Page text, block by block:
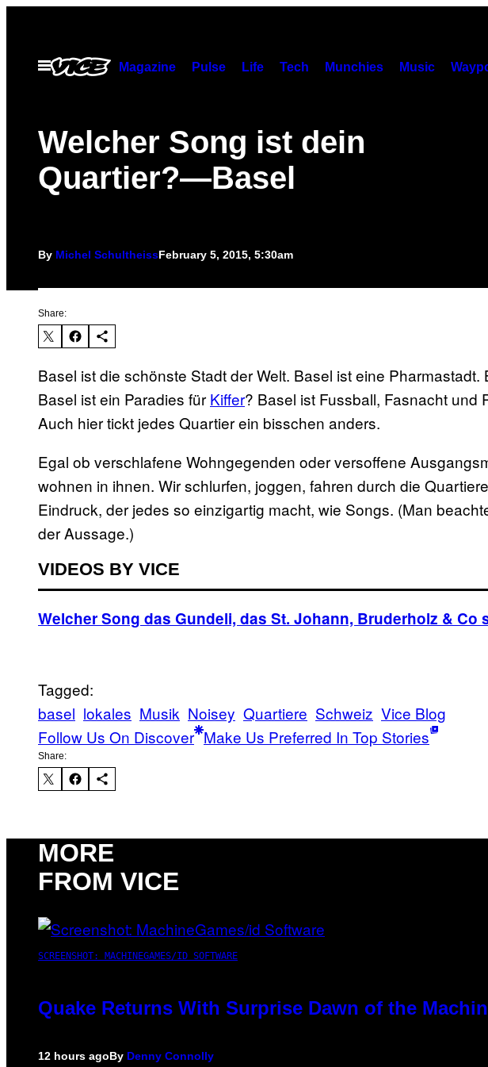
contentOpen
Menu
Magazine Pulse Life Tech Munchies Music
Welcher Song ist dein
Quartier?—Basel
By Michel SchultheissFebruary 5, 2015, 5:30am
Share:
Basel ist die schönste Stadt der Welt. Basel ist eine Pharmastadt.
Basel ist ein Paradies für Kiffer? Basel ist Fussball, Fasnacht
Auch hier tickt jedes Quartier ein bisschen anders.
Egal ob verschlafene Wohngegenden oder versoffene
wohnen in ihnen. Wir schlurfen, joggen, fahren durch die
Eindruck, der jedes so einzigartig macht, wie Songs. (Man
der Aussage.)
VIDEOS BY VICE
Welcher Song das Gundeli, das St. Johann, Bruderholz & Co
Tagged:
basel lokales Musik Noisey Quartiere Schweiz Vice Blog
Follow Us On Discover Make Us Preferred In Top Stories
Share:
MORE
FROM VICE
SCREENSHOT: MACHINEGAMES/ID SOFTWARE
Quake Returns With Surprise Dawn of the
12 hours agoBy Denny Connolly